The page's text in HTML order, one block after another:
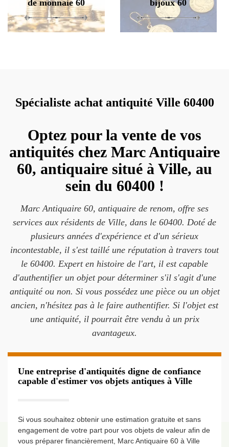
de monnaie 60
bijoux 60
Spécialiste achat antiquité Ville 60400
Optez pour la vente de vos
antiquités chez Marc Antiquaire
60, antiquaire situé à Ville, au
sein du 60400 !
Marc Antiquaire 60, antiquaire de renom, offre ses
services aux résidents de Ville, dans le 60400. Doté de
plusieurs années d'expérience et d'un sérieux
incontestable, il s'est taillé une réputation à travers tout
le 60400. Expert en histoire de l'art, il est capable
d'authentifier un objet pour déterminer s'il s'agit d'une
antiquité ou non. Si vous possédez une pièce ou un objet
ancien, n'hésitez pas à le faire authentifier. Si l'objet est
une antiquité, il pourrait être vendu à un prix
avantageux.
Une entreprise d'antiquités digne de confiance
capable d'estimer vos objets antiques à Ville
Si vous souhaitez obtenir une estimation gratuite et sans
engagement de votre part pour vos objets de valeur afin de
vous préparer financièrement, Marc Antiquaire 60 à Ville